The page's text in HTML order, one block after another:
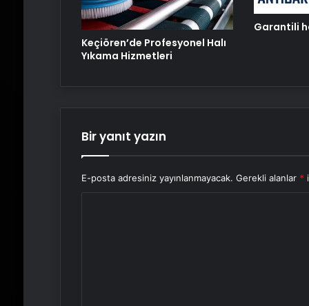
Keçiören’de Profesyonel Halı
Yıkama Hizmetleri
Garantili
Bir yanıt yazın
E-posta adresiniz yayınlanmayacak. Gerekli alanlar *